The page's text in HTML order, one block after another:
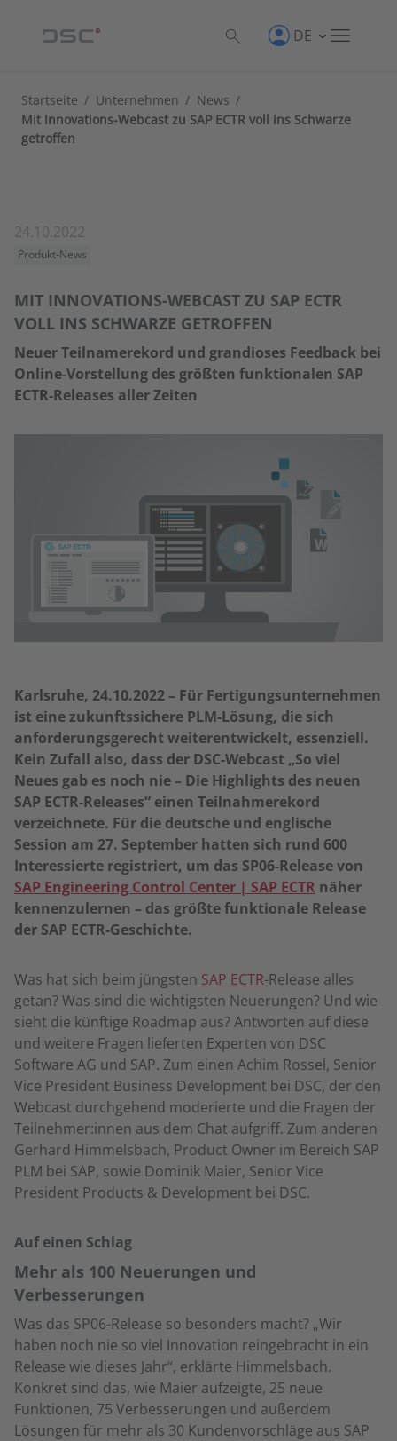
DE
Startseite / Unternehmen / News /
Mit Innovations-Webcast zu SAP ECTR voll ins Schwarze
getroffen
24.10.2022
Produkt-News
MIT INNOVATIONS-WEBCAST ZU SAP ECTR
VOLL INS SCHWARZE GETROFFEN
Neuer Teilnamerekord und grandioses Feedback bei
Online-Vorstellung des größten funktionalen SAP
ECTR-Releases aller Zeiten
Karlsruhe, 24.10.2022 – Für Fertigungsunternehmen
ist eine zukunftssichere PLM-Lösung, die sich
anforderungsgerecht weiterentwickelt, essenziell.
Kein Zufall also, dass der DSC-Webcast „So viel
Neues gab es noch nie – Die Highlights des neuen
SAP ECTR-Releases“ einen Teilnahmerekord
verzeichnete. Für die deutsche und englische
Session am 27. September hatten sich rund 600
Interessierte registriert, um das SP06-Release von
SAP Engineering Control Center | SAP ECTR näher
kennenzulernen – das größte funktionale Release
der SAP ECTR-Geschichte.
Was hat sich beim jüngsten SAP ECTR-Release alles
getan? Was sind die wichtigsten Neuerungen? Und wie
sieht die künftige Roadmap aus? Antworten auf diese
und weitere Fragen lieferten Experten von DSC
Software AG und SAP. Zum einen Achim Rossel, Senior
Vice President Business Development bei DSC, der den
Webcast durchgehend moderierte und die Fragen der
Teilnehmer:innen aus dem Chat aufgriff. Zum anderen
Gerhard Himmelsbach, Product Owner im Bereich SAP
PLM bei SAP, sowie Dominik Maier, Senior Vice
President Products & Development bei DSC.
Auf einen Schlag
Mehr als 100 Neuerungen und
Verbesserungen
Was das SP06-Release so besonders macht? „Wir
haben noch nie so viel Innovation reingebracht in ein
Release wie dieses Jahr“, erklärte Himmelsbach.
Konkret sind das, wie Maier aufzeigte, 25 neue
Funktionen, 75 Verbesserungen und außerdem
Lösungen für mehr als 30 Kundenvorschläge aus SAP